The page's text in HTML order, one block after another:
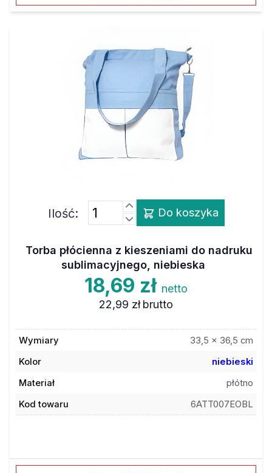
Ilość: Do koszyka
Torba płócienna z kieszeniami do nadruku
sublimacyjnego, niebieska
18,69 zł netto
22,99 zł brutto
Wymiary
33,5 x 36,5 cm
Kolor
niebieski
Materiał
płótno
Kod towaru
6ATT007EOBL